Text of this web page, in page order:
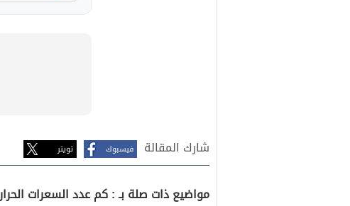
شارك المقالة فيسبوك تويتر
مواضيع ذات صلة بـ : كم عدد السعرات